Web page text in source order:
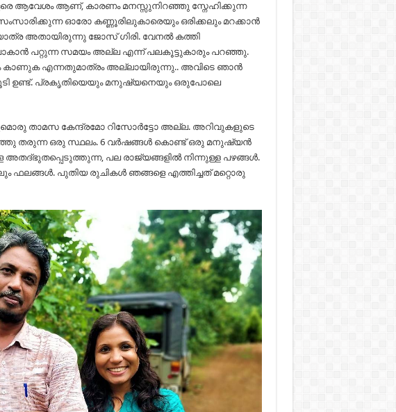
ആവേശം ആണ്, കാരണം മനസ്സുനിറഞ്ഞു സ്നേഹിക്കുന്ന
ഓരോ കണ്ണൂരിലുകാരെയും ഒരിക്കലും മറക്കാൻ
അതായിരുന്നു ജോസ് ഗിരി. വേനൽ കത്തി
പറ്റുന്ന സമയം അല്ല എന്ന് പലകൂട്ടുകാരും പറഞ്ഞു.
എന്നതുമാത്രം അല്ലായിരുന്നു.. അവിടെ ഞാൻ
ഉണ്ട്. പ്രകൃതിയെയും മനുഷ്യനെയും ഒരുപോലെ
താമസ കേന്ദ്രമോ റിസോർട്ടോ അല്ല. അറിവുകളുടെ
തരുന്ന ഒരു സ്ഥലം. 6 വർഷങ്ങൾ കൊണ്ട് ഒരു മനുഷ്യൻ
അതദ്‌ഭുതപ്പെടുത്തുന്ന, പല രാജ്യങ്ങളിൽ നിന്നുള്ള പഴങ്ങൾ.
ഫലങ്ങൾ. പുതിയ രുചികൾ ഞങ്ങളെ എത്തിച്ചത് മറ്റൊരു